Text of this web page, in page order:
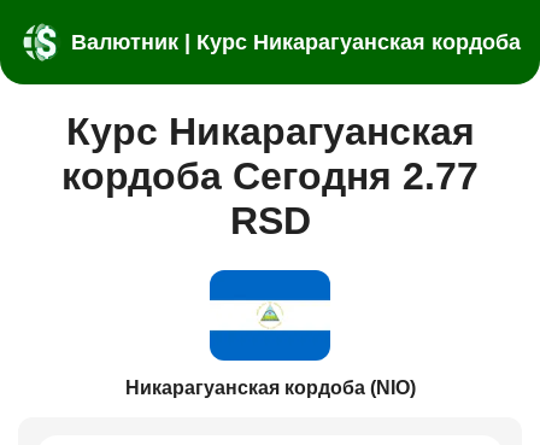
Валютник | Курс Никарагуанская кордоба
Курс Никарагуанская
кордоба Сегодня 2.77
RSD
Никарагуанская кордоба (NIO)